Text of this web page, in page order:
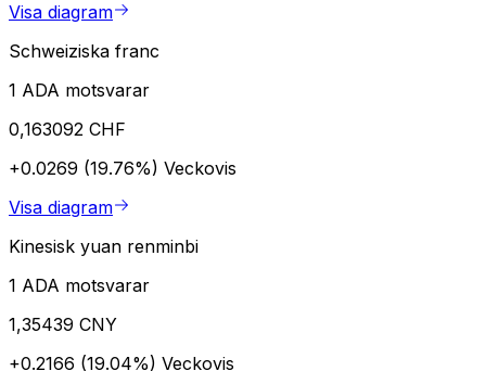
Visa diagram
Schweiziska franc
1 ADA motsvarar
0,163092 CHF
+0.0269 (19.76%) Veckovis
Visa diagram
Kinesisk yuan renminbi
1 ADA motsvarar
1,35439 CNY
+0.2166 (19.04%) Veckovis